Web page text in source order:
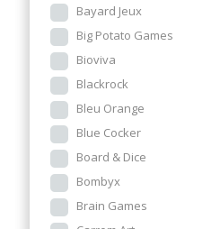
Bayard Jeux
Big Potato Games
Bioviva
Blackrock
Bleu Orange
Blue Cocker
Board & Dice
Bombyx
Brain Games